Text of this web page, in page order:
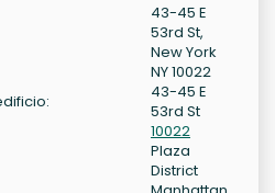
43-45 E
53rd St,
New York
NY 10022
43-45 E
53rd St
10022
Plaza
District